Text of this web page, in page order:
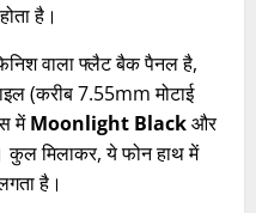
है।
वाला फ्लैट बैक पैनल है,
(करीब 7.55mm मोटाई
मेंMoonlight Blackऔर
कुल मिलाकर, ये फोन हाथ में
है।